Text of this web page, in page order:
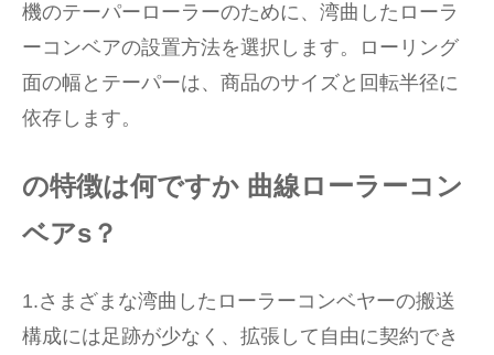
機のテーパーローラーのために、湾曲したローラ
ーコンベアの設置方法を選択します。ローリング
面の幅とテーパーは、商品のサイズと回転半径に
依存します。
の特徴は何ですか 曲線ローラーコン
ベアs？
1.さまざまな湾曲したローラーコンベヤーの搬送
構成には足跡が少なく、拡張して自由に契約でき